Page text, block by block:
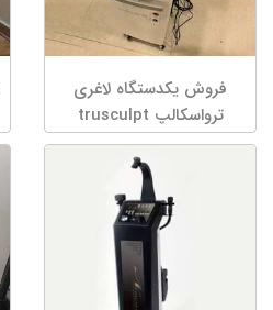
فروش یکدستگاه لاغری
ترواسکالپ trusculpt
cutera